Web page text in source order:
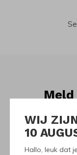
WIJ
10
Hallo, leuk dat
Meld
Ontvang de